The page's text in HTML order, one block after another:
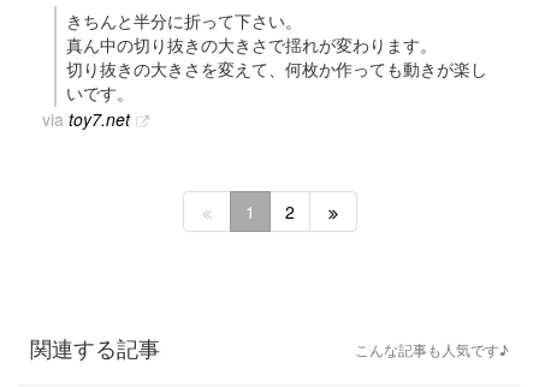
きちんと半分に折って下さい。
真ん中の切り抜きの大きさで揺れが変わります。
切り抜きの大きさを変えて、何枚か作っても動きが楽し
いです。
via toy7.net
1 2
関連する記事 こんな記事も人気です♪